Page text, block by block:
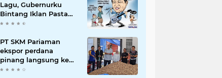
Lagu, Gubernurku
Bintang Iklan Pasta
Gigi
PT SKM Pariaman
ekspor perdana
pinang langsung ke
India